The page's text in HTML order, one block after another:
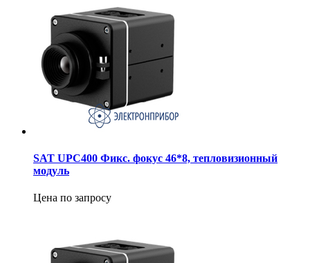
SAT UPC400 Фикс. фокус 46*8, тепловизионный
модуль
Цена по запросу